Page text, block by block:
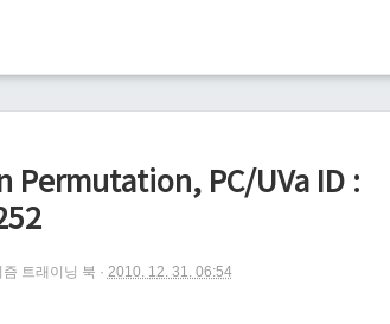
Permutation, PC/UVa ID :
트래이닝 북 2010. 12. 31. 06:54